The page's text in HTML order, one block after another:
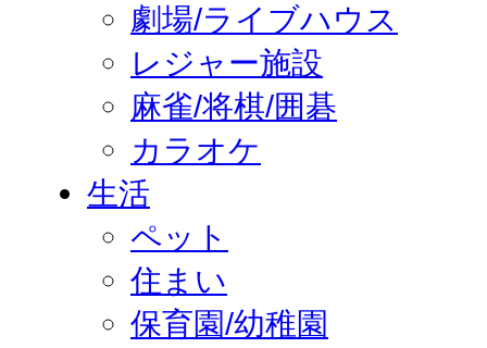
劇場/ライブハウス
レジャー施設
麻雀/将棋/囲碁
カラオケ
生活
ペット
住まい
保育園/幼稚園